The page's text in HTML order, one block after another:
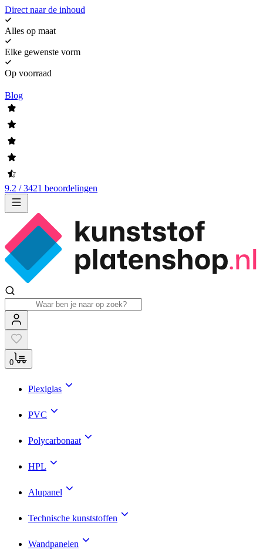
Direct naar de inhoud
Alles op maat
Elke gewenste vorm
Op voorraad
Blog
9.2 / 3421 beoordelingen
0
Plexiglas
PVC
Polycarbonaat
HPL
Alupanel
Technische kunststoffen
Wandpanelen